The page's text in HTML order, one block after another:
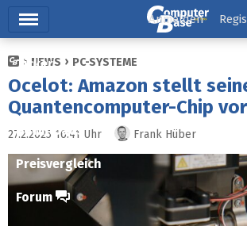
Ticker
Tests
Downloads
Preisvergleich
Forum
Anmelden
NEWS PC-SYSTEME
Ocelot: Amazon stellt
Quantencomputer-Chip vor
27.2.2025 16:41 Uhr Frank Hüber